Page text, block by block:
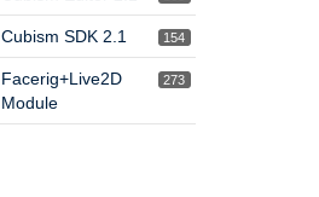
154
Cubism SDK 2.1
273
Facerig+Live2D
Module